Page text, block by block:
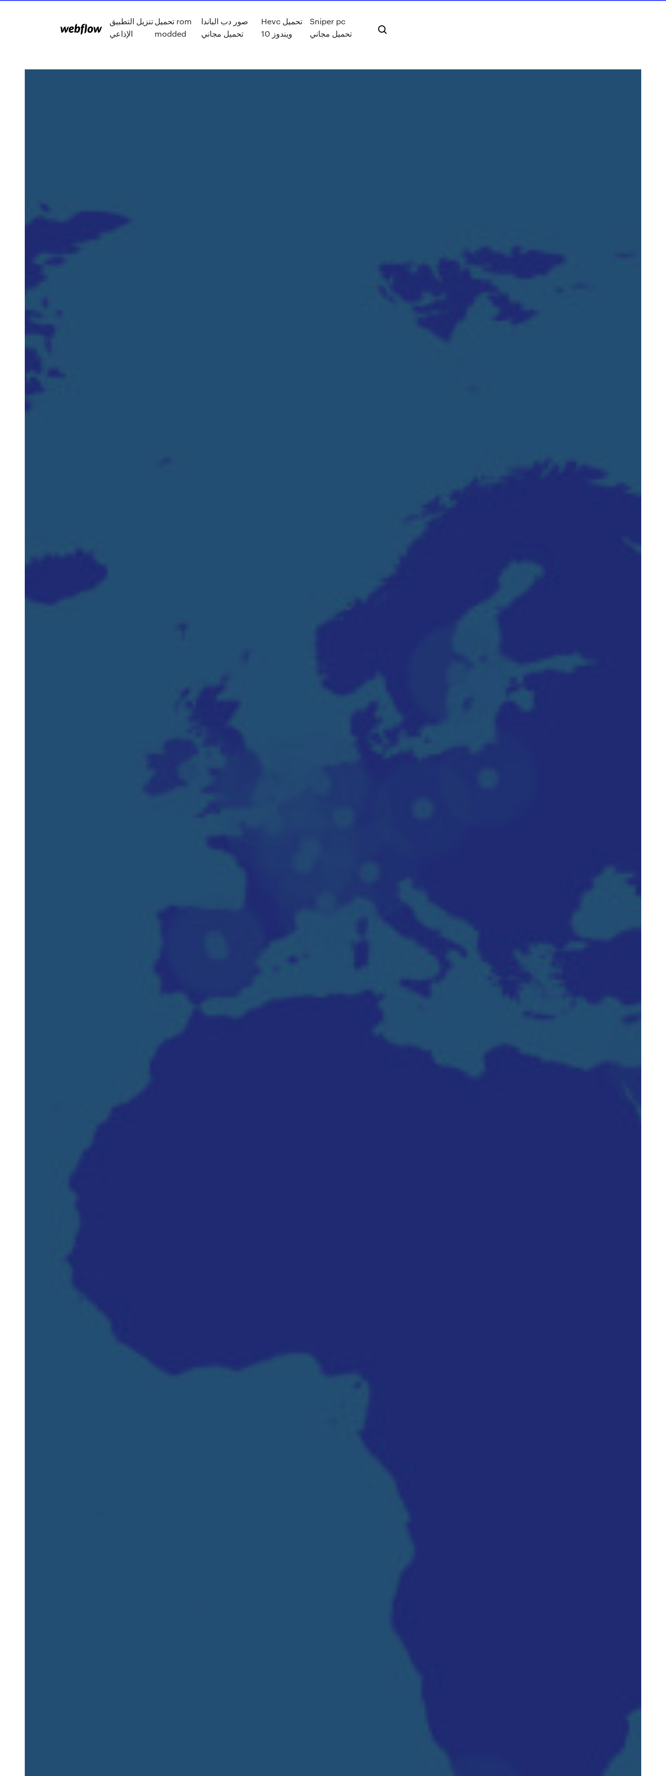
تنزيل التطبيق
الإذاعي
تحميل rom
modded
صور دب الباندا
تحميل مجاني
Hevc تحميل
ويندوز 10
Sniper pc
تحميل مجاني